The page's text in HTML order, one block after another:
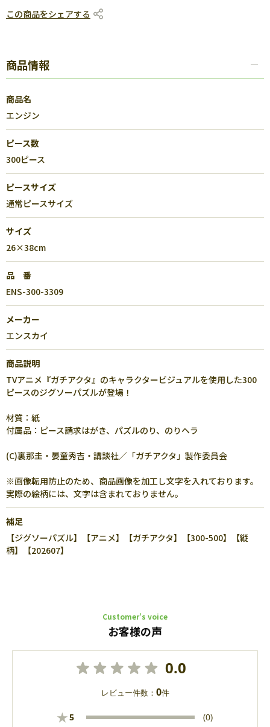
この商品をシェアする
商品情報
商品名
エンジン
ピース数
300ピース
ピースサイズ
通常ピースサイズ
サイズ
26×38cm
品 番
ENS-300-3309
メーカー
エンスカイ
商品説明
TVアニメ『ガチアクタ』のキャラクタービジュアルを使用した300
ピースのジグソーパズルが登場！
材質：紙
付属品：ピース請求はがき、パズルのり、のりヘラ
(C)裏那圭・晏童秀吉・講談社／「ガチアクタ」製作委員会
※画像転用防止のため、商品画像を加工し文字を入れております。
実際の絵柄には、文字は含まれておりません。
補足
【ジグソーパズル】【アニメ】【ガチアクタ】【300-500】【縦
柄】【202607】
Customer’s voice
お客様の声
0.0
レビュー件数： 0件
★5 (0)